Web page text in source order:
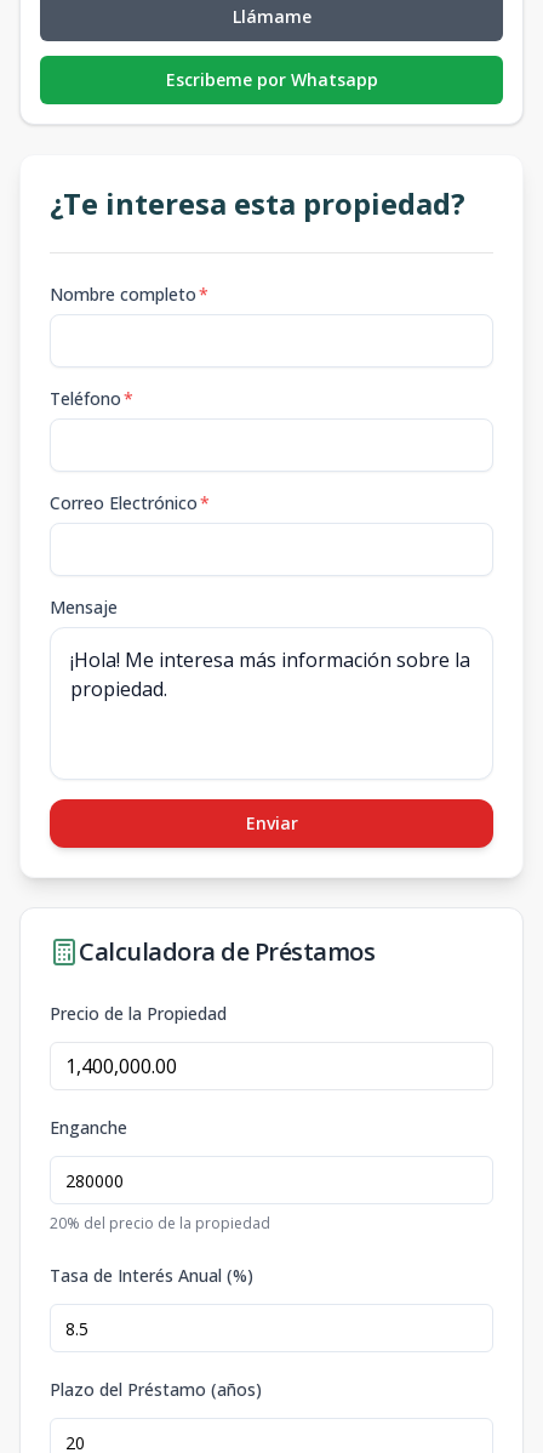
Llámame
Escribeme por Whatsapp
¿Te interesa esta propiedad?
Nombre completo*
Teléfono*
Correo Electrónico*
Mensaje
Enviar
Calculadora de Préstamos
Precio de la Propiedad
Enganche
20% del precio de la propiedad
Tasa de Interés Anual (%)
Plazo del Préstamo (años)